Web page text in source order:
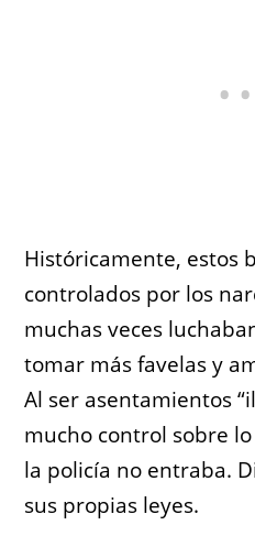
Históricamente, estos
controlados por los
muchas veces
tomar más favelas y
Al ser asentamientos
mucho control sobre
la policía no entraba.
sus propias leyes.